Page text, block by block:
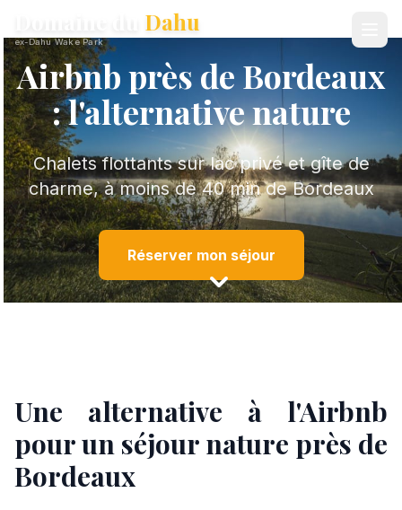
Dahu
ex-Dahu Wake Park
Airbnb près de Bordeaux
: l'alternative nature
Chalets flottants sur lac privé et gîte de
charme, à moins de 40 min de Bordeaux
Réserver mon séjour
Une alternative à l'Airbnb
pour un séjour nature près de
Bordeaux